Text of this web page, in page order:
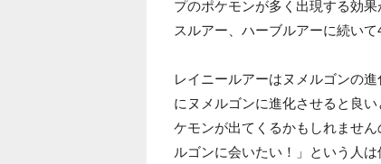
プのポケモンが多く出現する効
スルアー、ハーブルアーに続い
レイニールアーはヌメルゴンの
にヌメルゴンに進化させると良
ケモンが出てくるかもしれませ
ルゴンに会いたい！」という人は